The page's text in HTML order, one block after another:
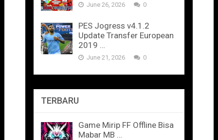
June 26, 2026 0
PES Jogress v4.1.2
Update Transfer European
2019 …
June 21, 2026 0
TERBARU
Game Mirip FF Offline Bisa
Mabar MB …